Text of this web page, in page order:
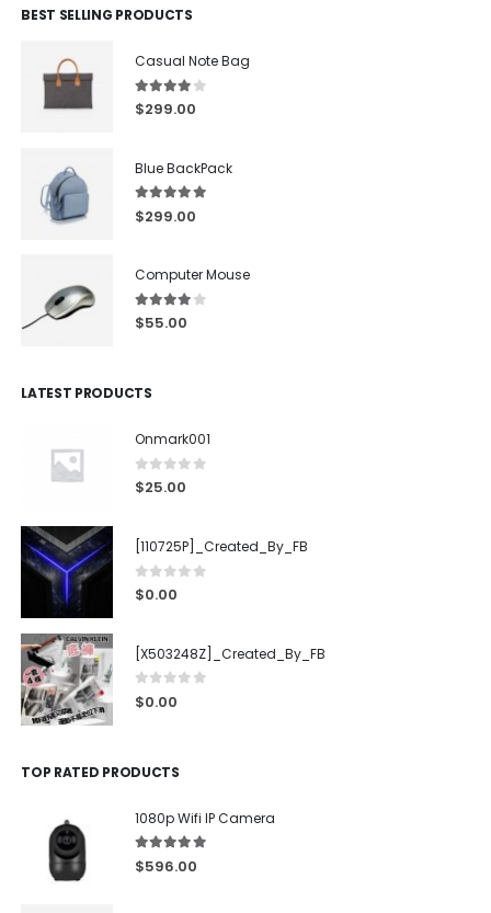
BEST SELLING PRODUCTS
Casual Note Bag
4.00out of 5
$299.00
Blue BackPack
5.00out of 5
$299.00
Computer Mouse
4.00out of 5
$55.00
LATEST PRODUCTS
Onmark001
0out of 5
$25.00
[110725P]_Created_By_FB
0out of 5
$0.00
[X503248Z]_Created_By_FB
0 out of 5
$0.00
TOP RATED PRODUCTS
1080p Wifi IP Camera
5.00out of 5
$596.00